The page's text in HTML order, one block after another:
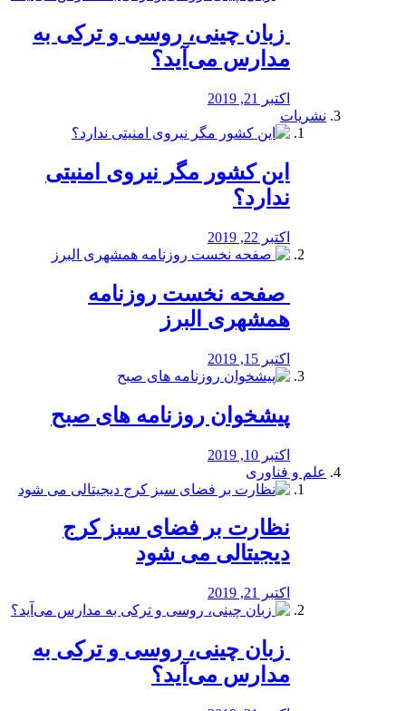
️ زبان چینی، روسی و ترکی به
مدارس می‌آید؟
اکتبر 21, 2019
نشریات
این کشور مگر نیروی امنیتی
ندارد؟
اکتبر 22, 2019
️ صفحه نخست روزنامه‌
همشهری البرز
اکتبر 15, 2019
پیشخوان روزنامه های صبح
اکتبر 10, 2019
علم و فناوری
نظارت بر فضای سبز کرج
دیجیتالی می شود
اکتبر 21, 2019
️ زبان چینی، روسی و ترکی به
مدارس می‌آید؟